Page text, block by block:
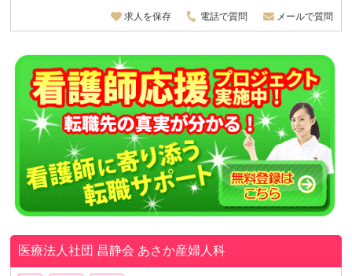
求人を保存 電話で質問 メールで質問
医療法人社団 昌静会 あさか産婦人科